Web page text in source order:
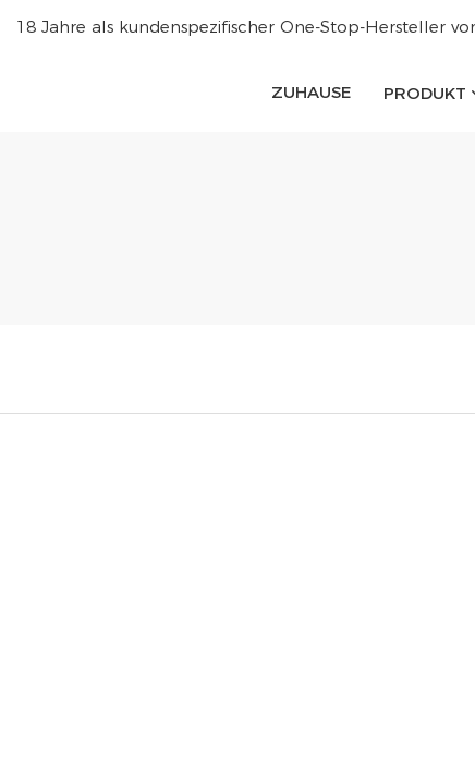
18 Jahre als kundenspezifischer One-Stop-Hersteller
ZUHAUSE PRODUKT